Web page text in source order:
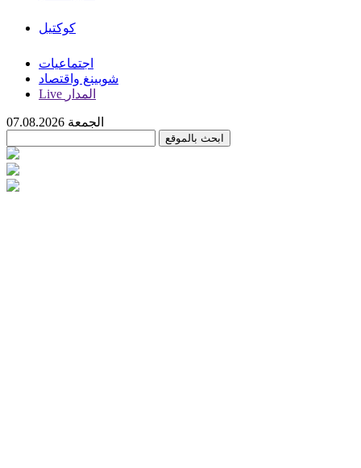
كوكتيل
اجتماعيات
شوبينغ واقتصاد
Live المدار